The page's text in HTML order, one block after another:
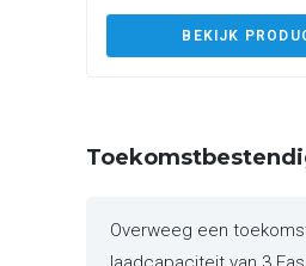
BEKIJK
Overweeg een